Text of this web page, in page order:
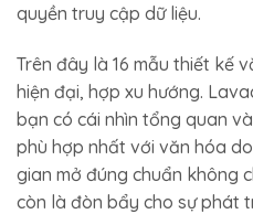
quyền truy cập dữ liệu.
Trên đây là 16 mẫu thiết kế
hiện đại, hợp xu hướng.
bạn có cái nhìn tổng quan
phù hợp nhất với văn hóa
gian mở đúng chuẩn không
còn là đòn bẩy cho sự phát